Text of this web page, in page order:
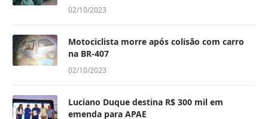
02/10/2023
Motociclista morre após colisão com carro
na BR-407
02/10/2023
Luciano Duque destina R$ 300 mil em
emenda para APAE